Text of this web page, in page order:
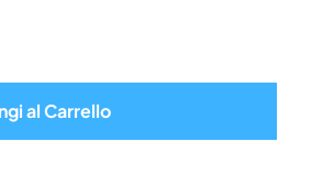
al Carrello